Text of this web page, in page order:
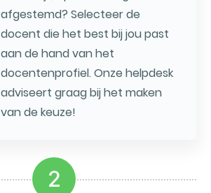
afgestemd? Selecteer de
docent die het best bij jou past
aan de hand van het
docentenprofiel. Onze helpdesk
adviseert graag bij het maken
van de keuze!
2